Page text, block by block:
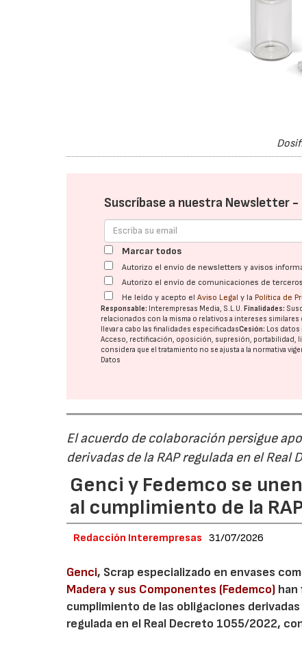
Suscríbase a nuestra Newsletter -
Marcar todos
Autorizo el envío de newsletters y avisos
Autorizo el envío de comunicaciones de
He leído y acepto elAviso Legal y la Política de
Responsable: Interempresas Media, S.L.U.Finalidades:
relacionados con la misma o relativos a intereses similares
llevar a cabo las finalidades especificadasCesión: Los datos
Acceso, rectificación, oposición, supresión, portabilidad,
considera que el tratamiento no se ajusta a la normativa
Datos
El acuerdo de colaboración persigue
derivadas de la RAP regulada en el Real
Genci y Fedemco se
al cumplimiento de la
Redacción Interempresas 31/07/2026
Genci, Scrap especializado en envases
Madera y sus Componentes (Fedemco) han
cumplimiento de las obligaciones
regulada en el Real Decreto 1055/2022,